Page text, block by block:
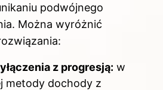
podwójnego
Można wyróżnić
z progresją: w
metody dochody z